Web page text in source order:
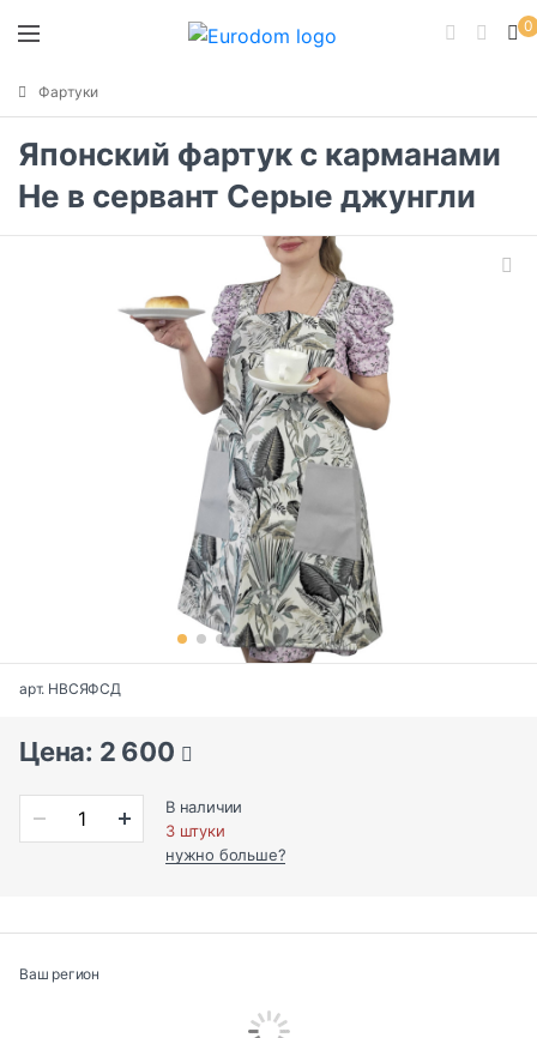
0
Фартуки
Японский фартук с карманами
Не в сервант Серые джунгли
арт. НВСЯФСД
Цена: 2 600
В наличии
3 штуки
нужно больше?
Ваш регион